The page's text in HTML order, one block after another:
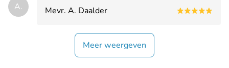
A. Mevr. A. Daalder
Meer weergeven